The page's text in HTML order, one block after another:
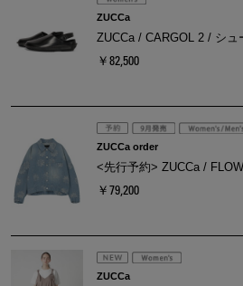
ZUCCa
ZUCCa / CARGOL 2 / シュ
￥82,500
ZUCCa order
<先行予約> ZUCCa /
￥79,200
ZUCCa